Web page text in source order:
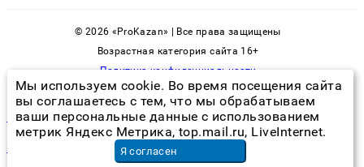
© 2026 «ProKazan» | Все права защищены
Возрастная категория сайта 16+
Политика конфиденциальности
виды клопов в квартире картинки и названия
контурная пластика скул отзывы
Мы используем cookie. Во время посещения сайта
вы соглашаетесь с тем, что мы обрабатываем
ваши персональные данные с использованием
метрик Яндекс Метрика, top.mail.ru, LiveInternet.
Я согласен